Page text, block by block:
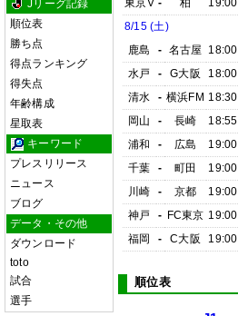
Jリーグ記録
順位表
勝ち点
得点ランキング
得失点
年齢構成
星取表
キーワード
プレスリリース
ニュース
ブログ
データ・その他
ダウンロード
toto
試合
選手
東京V - 柏 19:00
8/15 (土)
鹿島
- 名古屋 18:00
水戸
- G大阪 18:00
清水
- 横浜FM 18:30
岡山
- 長崎 18:55
浦和
- 広島 19:00
千葉
- 町田 19:00
川崎
- 京都 19:00
神戸
- FC東京 19:00
福岡
- C大阪 19:00
順位表